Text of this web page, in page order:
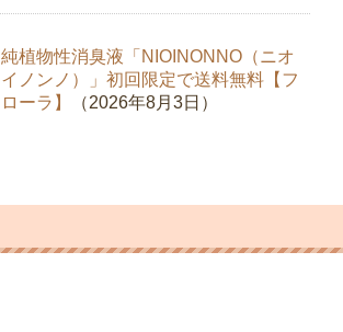
純植物性消臭液「NIOINONNO（ニオ
イノンノ）」初回限定で送料無料【フ
ローラ】
（2026年8月3日）